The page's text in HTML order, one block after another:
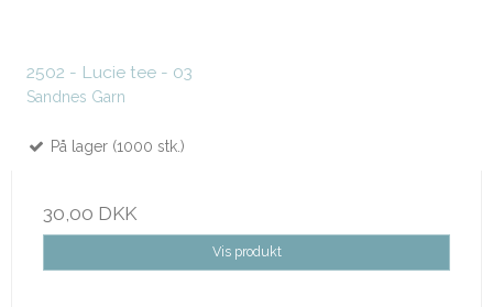
2502 - Lucie tee - 03
Sandnes Garn
På lager (1000 stk.)
30,00 DKK
Vis produkt